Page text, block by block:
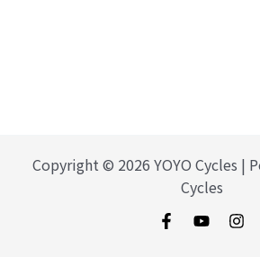
Copyright © 2026 YOYO Cycles |
Cycles